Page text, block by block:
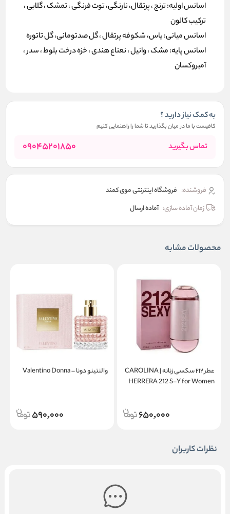
اسانس اولیه: ترنج ، پرتقال، نارنگی، توت فرنگی ، تمشک ، گلابی ،
ترکیب کالون
اسانس میانی: یاس، شکوفه پرتقال ، گل صدتومانی، گل تاتوره
اسانس پایه: مشک ، وانیل ، نعناع هندی ، خزه درخت بلوط ، سدر ،
آمبروکسان
به کمک نیاز دارید ؟
کافیست با ما در میان بگذارید تا شما را راهنمایی کنیم
تماس بگیرید 09045201850
فروشنده: فروشگاه اینترنتی موی کمند
زمان آماده سازی: آماده ارسال
محصولات مشابه
عطر ۲۱۲ سکسی زنانه | CAROLINA
HERRERA 212 S–Y for Women
650,000
والنتینو دونا – Valentino Donna
590,000
نظرات کاربران